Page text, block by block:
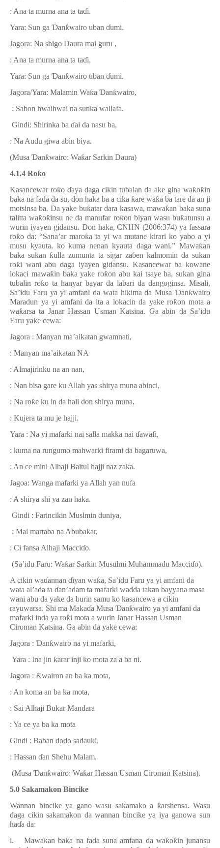
: Ana ta murna ana ta taɗi.
Yara: Sun ga Ɗanƙwairo uban ɗumi.
Jagora: Na shigo Daura mai guru ,
: Ana ta murna ana ta taɗi,
Yara: Sun ga Ɗanƙwairo uban ɗumi.
Jagora/Yara: Malamin Waƙa Ɗanƙwairo,
: Sabon hwaihwai na sunka wallafa.
Gindi: Shirinka ba ɗai da nasu ba,
: Na Audu giwa abin biya.
(Musa Ɗanƙwairo: Waƙar Sarkin Daura)
4.1.4 Roƙo
Kasancewar roƙo ɗaya daga cikin tubalan da ake gina waƙoƙin
baka na fada da su, don haka ba a cika ƙare waƙa ba tare da an ji
motsinsa ba. Da yake buƙatar dara kasawa, mawaƙan baka suna
talitta waƙoƙinsu ne da manufar roƙon biyan wasu buƙatunsu a
wurin iyayen gidansu. Don haka, CNHN (2006:374) ya fassara
roƙo da: “Sana’ar maroƙa ta yi wa mutane kirari ko yabo a yi
musu kyauta, ko kuma nenan kyauta daga wani.” Mawaƙan
baka sukan ƙulla zumunta ta sigar zaɓen kalmomin da sukan
roƙi wani abu daga iyayen gidansu. Kasancewar ba kowane
lokaci mawaƙin baka yake roƙon abu kai tsaye ba, sukan gina
tubalin roƙo ta hanyar bayar da labari da dangoginsa. Misali,
Sa’idu Faru ya yi amfani da wata hikima da Musa Ɗanƙwairo
Maradun ya yi amfani da ita a lokacin da yake roƙon mota a
waƙarsa ta Janar Hassan Usman Katsina. Ga abin da Sa’idu
Faru yake cewa:
Jagora : Manyan ma’aikatan gwamnati,
: Manyan ma’aikatan NA
: Almajirinku na an nan,
: Nan bisa gare ku Allah yas shirya muna abinci,
: Na roƙe ku in da hali don shirya muna,
: Kujera ta mu je hajji.
Yara : Na yi mafarki nai salla makka nai ɗawafi,
: kuma na rungumo mahwarki firami da bagaruwa,
: An ce mini Alhaji Baitul hajji naz zaka.
Jagoa: Wanga mafarki ya Allah yan nufa
: A shirya shi ya zan haka.
Gindi : Farincikin Muslmin duniya,
: Mai martaba na Abubakar,
: Ci fansa Alhaji Macciɗo.
(Sa’idu Faru: Waƙar Sarkin Musulmi Muhammadu Macciɗo).
A cikin waɗannan ɗiyan waƙa, Sa’idu Faru ya yi amfani da
wata al’ada ta ɗan’adam ta mafarki wadda takan bayyana masa
wani abu da yake da burin samu ko kasancewa a cikin
rayuwarsa. Shi ma Makaɗa Musa Ɗanƙwairo ya yi amfani da
mafarki inda ya roƙi mota a wurin Janar Hassan Usman
Ciroman Katsina. Ga abin da yake cewa:
Jagora : Ɗanƙwairo na yi mafarki,
Yara : Ina jin ƙarar inji ko mota za a ba ni.
Jagora : Ƙwairon an ba ka mota,
: An koma an ba ka mota,
: Sai Alhaji Bukar Mandara
: Ya ce ya ba ka mota
Gindi : Baban dodo sadauki,
: Hassan ɗan Shehu Malam.
(Musa Ɗanƙwairo: Waƙar Hassan Usman Ciroman Katsina).
5.0 Sakamakon Bincike
Wannan bincike ya gano wasu sakamako a ƙarshensa. Wasu
daga cikin sakamakon da wannan bincike ya iya ganowa sun
haɗa da:
i.
Mawaƙan baka na fada suna amfana da waƙoƙin junansu